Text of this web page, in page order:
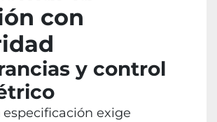
con
y control
especificación exige